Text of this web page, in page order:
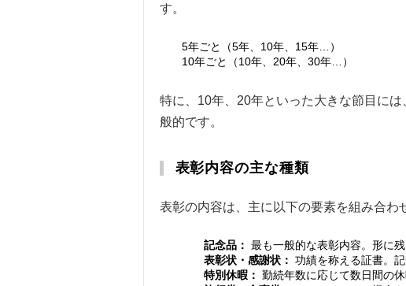
す。
5年ごと（5年、10年、15年…）
10年ごと（10年、20年、30年…）
特に、10年、20年といった大きな節目に
般的です。
表彰内容の主な種類
表彰の内容は、主に以下の要素を組み合わ
記念品： 最も一般的な表彰内容。形に
表彰状・感謝状： 功績を称える証書。
特別休暇： 勤続年数に応じて数日間の休